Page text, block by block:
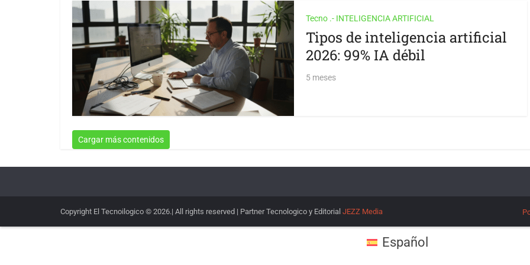
Tecno .- INTELIGENCIA ARTIFICIAL
Tipos de inteligencia artificial
2026: 99% IA débil
5 meses
Cargar más contenidos
Copyright El Tecnoilogico © 2026.| All rights reserved | Partner Tecnologico y Editorial JEZZ Media
Español